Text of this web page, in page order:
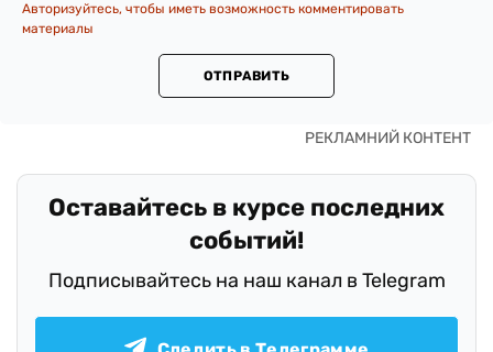
Авторизуйтесь, чтобы иметь возможность комментировать
материалы
ОТПРАВИТЬ
Оставайтесь в курсе последних
событий!
Подписывайтесь на наш канал в Telegram